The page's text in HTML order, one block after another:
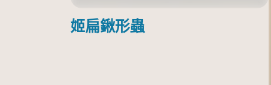
姬扁鍬形蟲